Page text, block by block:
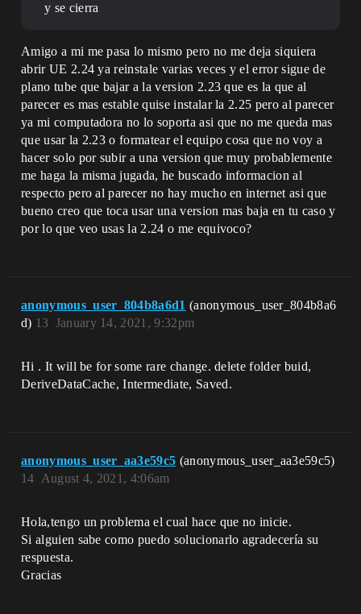
y se cierra
Amigo a mi me pasa lo mismo pero no me deja siquiera
abrir UE 2.24 ya reinstale varias veces y el error sigue de
plano tube que bajar a la version 2.23 que es la que al
parecer es mas estable quise instalar la 2.25 pero al parecer
ya mi computadora no lo soporta asi que no me queda mas
que usar la 2.23 o formatear el equipo cosa que no voy a
hacer solo por subir a una version que muy probablemente
me haga la misma jugada, he buscado informacion al
respecto pero al parecer no hay mucho en internet asi que
bueno creo que toca usar una version mas baja en tu caso y
por lo que veo usas la 2.24 o me equivoco?
anonymous_user_804b8a6d1 (anonymous_user_804b8a6
d)
January 14, 2021, 9:32pm
13
Hi . It will be for some rare change. delete folder buid,
DeriveDataCache, Intermediate, Saved.
anonymous_user_aa3e59c5 (anonymous_user_aa3e59c5)
August 4, 2021, 4:06am
14
Hola,tengo un problema el cual hace que no inicie.
Si alguien sabe como puedo solucionarlo agradecería su
respuesta.
Gracias